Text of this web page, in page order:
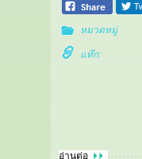
หมวดหมู่
แท๊ก:
อ่านต่อ